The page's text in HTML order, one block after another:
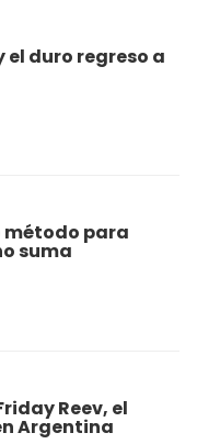
el duro regreso a
método para
suma
Reev, el
Argentina